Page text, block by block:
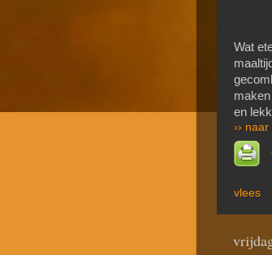
Wat
en
››
vlees